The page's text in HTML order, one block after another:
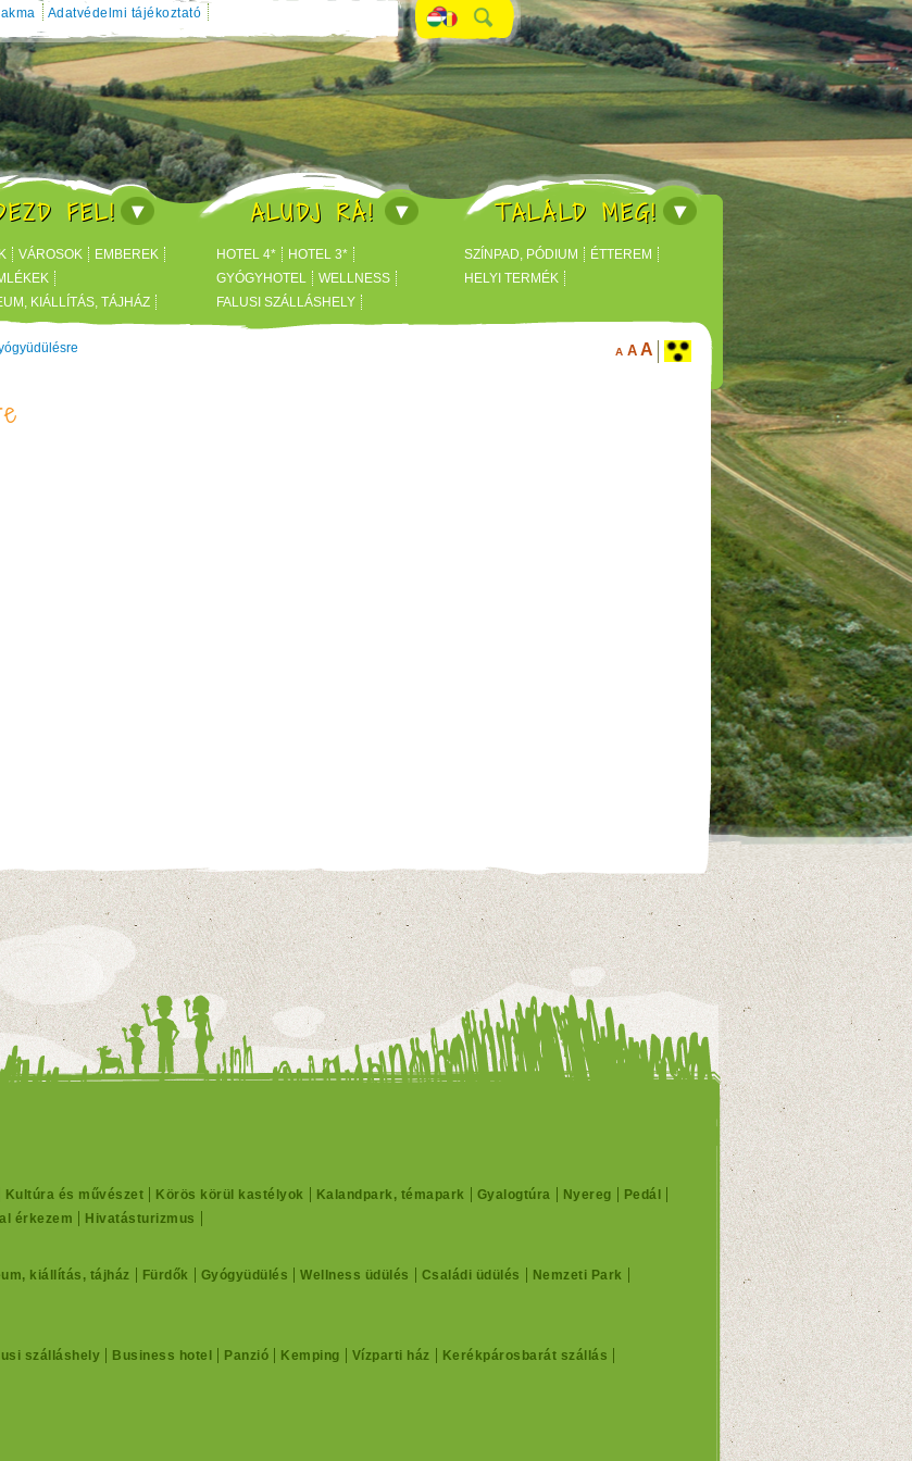
Adatvédelmi tájékoztató
VÁROSOK
EMBEREK
KIÁLLÍTÁS, TÁJHÁZ
HOTEL 4*
HOTEL 3*
GYÓGYHOTEL
WELLNESS
FALUSI SZÁLLÁSHELY
BUSINESS HOTEL
SZÍNPAD, PÓDIUM
ÉTTEREM
HELYI TERMÉK
FEL! ALUDJ RÁ! TALÁLD MEG!
A A A
Kultúra és művészet Körös körül kastélyok Kalandpark, témapark Gyalogtúra Nyereg
Pedál
érkezem Hivatásturizmus
kiállítás, tájház Fürdők Gyógyüdülés Wellness üdülés Családi üdülés
Nemzeti Park
szálláshely Business hotel Panzió Kemping Vízparti ház
Kerékpárosbarát szállás